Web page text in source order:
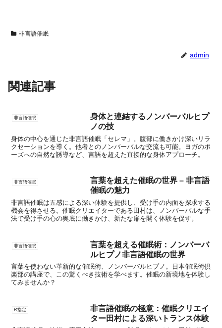
非言語催眠
admin
関連記事
非言語催眠
身体と連結するノンバーバルヒプ
ノの技
身体の中心を通じた非言語催眠「セレマ」。腹部に働きかけ深いリラ
クセーションを導く。他者とのノンバーバルな交流も可能。ヨガのポ
ーズへの自然な誘導など、言語を超えた直接的な身体アプローチ。
非言語催眠
言葉を超えた催眠の世界 – 非言語
催眠の魅力
非言語催眠は五感による深い体験を提供し、受け手の内面を探求する
機会を得させる。催眠クリエイターである田村は、ノンバーバルな手
法で受け手の心の奥底に働きかけ、新たな扉を開く体験を促す。
非言語催眠
言葉を超える催眠術：ノンバーバ
ルヒプノ非言語催眠の世界
言葉を使わない革新的な催眠術、ノンバーバルヒプノ。日本催眠術倶
楽部の講座で、この驚くべき技術を学べます。催眠の新境地を体験し
てみませんか？
R指定
非言語催眠の極意：催眠クリエイ
ター田村による深いトランス体験